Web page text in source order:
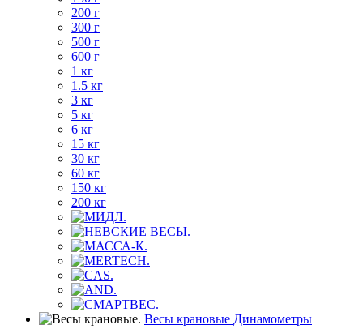
200 г
300 г
500 г
600 г
1 кг
1.5 кг
3 кг
5 кг
6 кг
15 кг
30 кг
60 кг
150 кг
200 кг
Весы крановые Динамометры